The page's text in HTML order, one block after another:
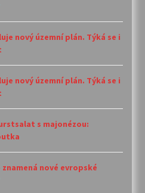
nový územní plán. Týká se i
nový územní plán. Týká se i
s majonézou:
znamená nové evropské